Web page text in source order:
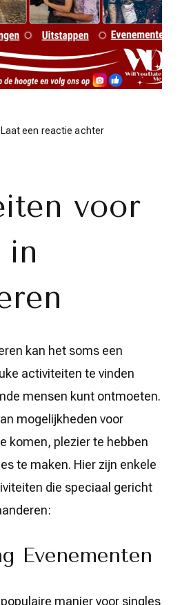
Laat een reactie achterop
Vlaanderen:
Ontmoet
voor
in
kan het soms een
activiteiten te vinden
mensen kunt ontmoeten.
mogelijkheden voor
komen, plezier te hebben
te maken. Hier zijn enkele
die speciaal gericht
Evenementen
manier voor singles